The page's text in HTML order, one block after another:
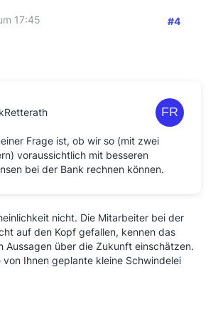
17:45 #4
Frage ist, ob wir so (mit zwei
voraussichtlich mit besseren
bei der Bank rechnen können.
nicht. Die Mitarbeiter bei der
auf den Kopf gefallen, kennen das
Aussagen über die Zukunft einschätzen.
von Ihnen geplante kleine Schwindelei